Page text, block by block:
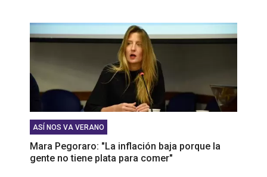
ASÍ NOS VA VERANO
Mara Pegoraro: "La inflación baja porque la
gente no tiene plata para comer"